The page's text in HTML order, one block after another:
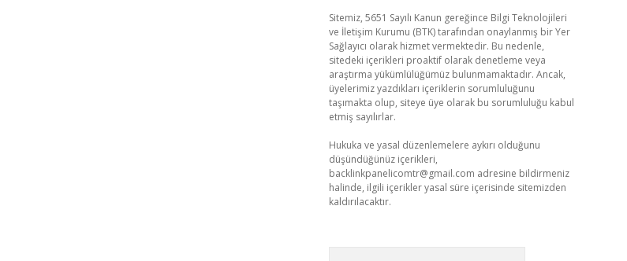
Sitemiz, 5651 Sayılı Kanun gereğince Bilgi Teknolojileri
ve İletişim Kurumu (BTK) tarafından onaylanmış bir Yer
Sağlayıcı olarak hizmet vermektedir. Bu nedenle,
sitedeki içerikleri proaktif olarak denetleme veya
araştırma yükümlülüğümüz bulunmamaktadır. Ancak,
üyelerimiz yazdıkları içeriklerin sorumluluğunu
taşımakta olup, siteye üye olarak bu sorumluluğu kabul
etmiş sayılırlar.
Hukuka ve yasal düzenlemelere aykırı olduğunu
düşündüğünüz içerikleri,
backlinkpanelicomtr@gmail.com adresine bildirmeniz
halinde, ilgili içerikler yasal süre içerisinde sitemizden
kaldırılacaktır.